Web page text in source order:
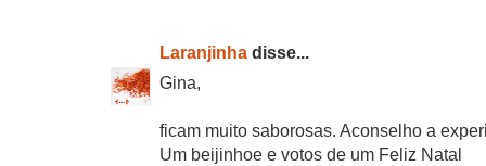
Laranjinha disse...
Gina,
ficam muito saborosas. Aconselho a
Um beijinhoe e votos de um Feliz Natal